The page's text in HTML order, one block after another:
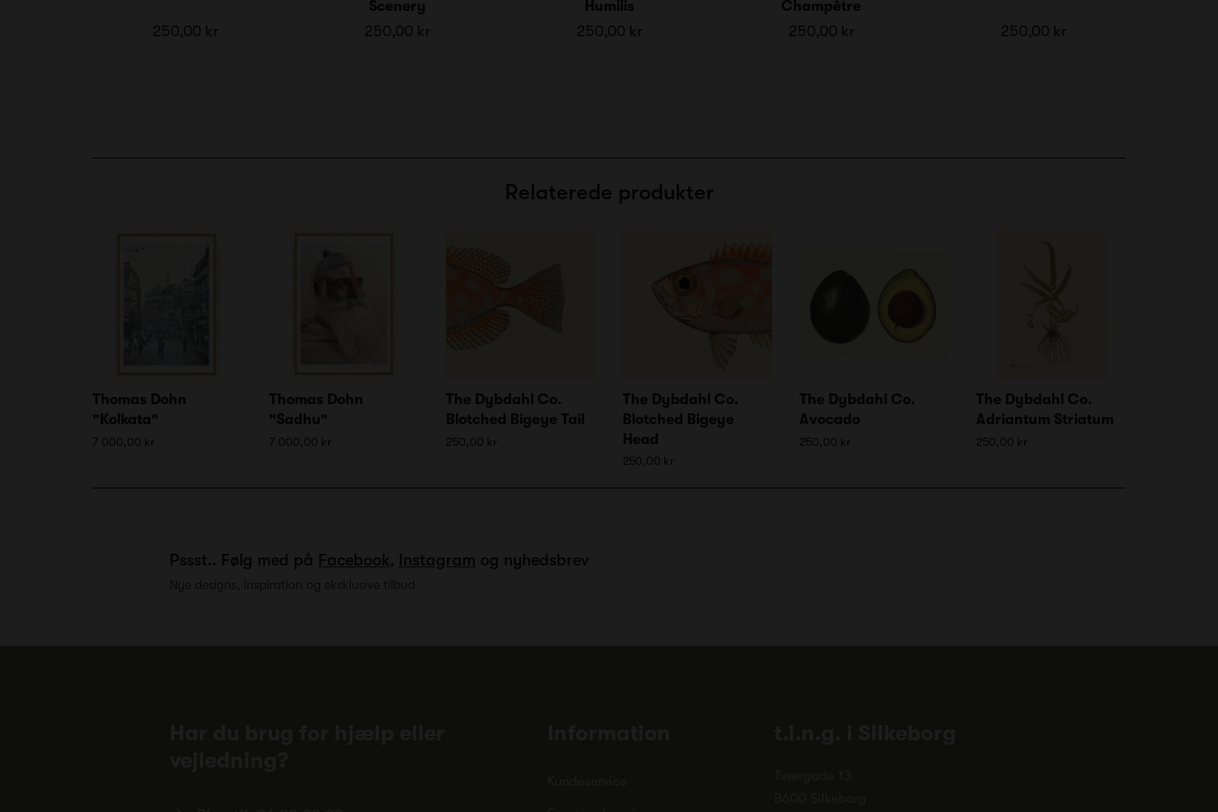
250,00 kr
Scenery
250,00 kr
Humilis
250,00 kr
Champêtre
250,00 kr 250,00 kr
Relaterede produkter
Thomas Dohn
"Kolkata"
7 000,00 kr
Thomas Dohn
"Sadhu"
7 000,00 kr
The Dybdahl Co.
Blotched Bigeye Tail
250,00 kr
The Dybdahl Co.
Blotched Bigeye
Head
250,00 kr
The Dybdahl Co.
Avocado
250,00 kr
The Dybdahl Co.
Adriantum Striatum
250,00 kr
Pssst.. Følg med på Facebook, Instagram og nyhedsbrev
Nye designs, inspiration og eksklusive tilbud